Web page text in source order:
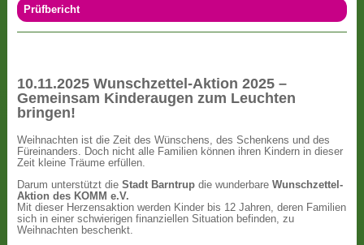
Prüfbericht
10.11.2025 Wunschzettel-Aktion 2025 –
Gemeinsam Kinderaugen zum Leuchten
bringen!
Weihnachten ist die Zeit des Wünschens, des Schenkens und des
Füreinanders. Doch nicht alle Familien können ihren Kindern in dieser
Zeit kleine Träume erfüllen.
Darum unterstützt dieStadt Barntrup die wunderbareWunschzettel-
Aktion des KOMM e.V.
Mit dieser Herzensaktion werden Kinder bis 12 Jahren, deren Familien
sich in einer schwierigen finanziellen Situation befinden, zu
Weihnachten beschenkt.